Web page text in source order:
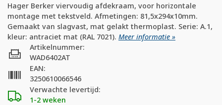
Hager Berker viervoudig afdekraam, voor horizontale
montage met tekstveld. Afmetingen: 81,5x294x10mm.
Gemaakt van slagvast, mat gelakt thermoplast. Serie: A.1,
kleur: antraciet mat (RAL 7021). Meer informatie »
Verwachte levertijd:
1-2 weken
Artikelnummer:
WAD6402AT
EAN:
3250610066546